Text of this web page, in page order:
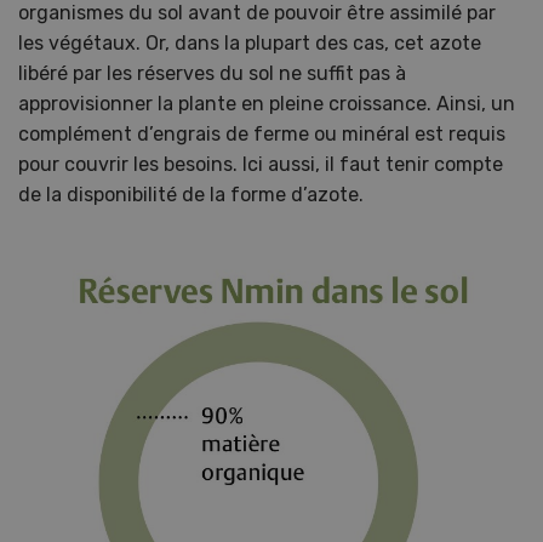
organismes du sol avant de pouvoir être assimilé par
les végétaux. Or, dans la plupart des cas, cet azote
libéré par les réserves du sol ne suffit pas à
approvisionner la plante en pleine croissance. Ainsi, un
complément d’engrais de ferme ou minéral est requis
pour couvrir les besoins. Ici aussi, il faut tenir compte
de la disponibilité de la forme d’azote.